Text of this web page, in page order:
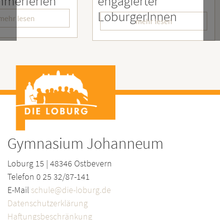
LoburgerInnen
mehr lesen
–
Gymnasium Johanneum
Loburg 15 | 48346 Ostbevern
Telefon 0 25 32/87-141
E-Mail schule@die-loburg.de
Datenschutzerklärung
Haftungsbeschränkung